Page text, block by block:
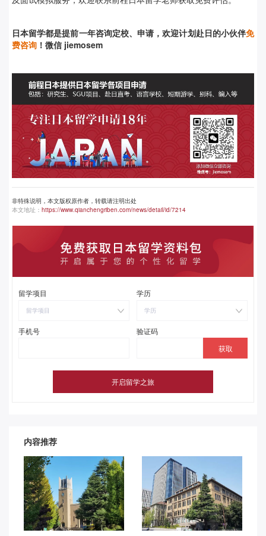
日本留学都是提前一年咨询定校、申请，欢迎计划赴日的小伙伴免
费咨询 ！微信 jiemosem
非特殊说明，本文版权原作者，转载请注明出处
本文地址： https://www.qianchengriben.com/news/detail/id/7214
留学项目
留学项目
学历
学历
手机号 验证码
内容推荐